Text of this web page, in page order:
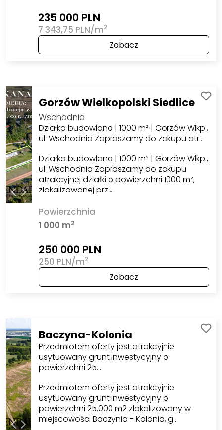
235 000 PLN
7 343,75 PLN/m2
Zobacz
Gorzów Wielkopolski Siedlice
Wschodnia
Działka budowlana | 1000 m² | Gorzów Wlkp.,
ul. Wschodnia Zapraszamy do zakupu atr…
Działka budowlana | 1000 m² | Gorzów Wlkp.,
ul. Wschodnia Zapraszamy do zakupu
atrakcyjnej działki o powierzchni 1000 m²,
zlokalizowanej prz…
Powierzchnia
1 000 m2
250 000 PLN
250 PLN/m2
Zobacz
Baczyna-Kolonia
Przedmiotem oferty jest atrakcyjnie
usytuowany grunt inwestycyjny o
powierzchni 25…
Przedmiotem oferty jest atrakcyjnie
usytuowany grunt inwestycyjny o
powierzchni 25.000 m2 zlokalizowany w
miejscowości Baczynia - Kolonia, g…